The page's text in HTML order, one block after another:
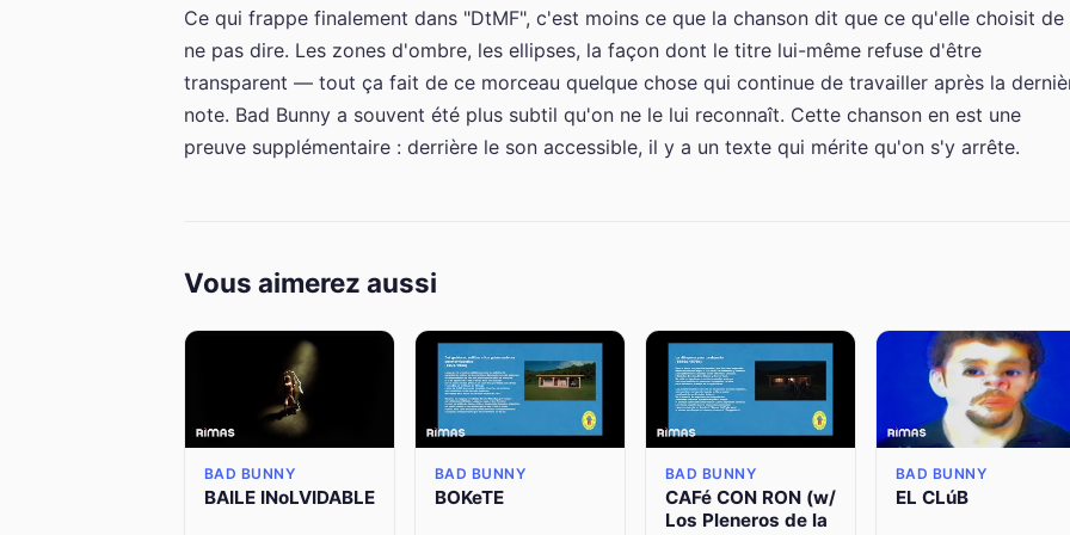
Ce qui frappe finalement dans "DtMF", c'est moins ce que la chanson dit que ce qu'elle choisit de
ne pas dire. Les zones d'ombre, les ellipses, la façon dont le titre lui-même refuse d'être
transparent — tout ça fait de ce morceau quelque chose qui continue de travailler après la
note. Bad Bunny a souvent été plus subtil qu'on ne le lui reconnaît. Cette chanson en est une
preuve supplémentaire : derrière le son accessible, il y a un texte qui mérite qu'on s'y arrête.
Vous aimerez aussi
BAD BUNNY
BAILE INoLVIDABLE
BAD BUNNY
BOKeTE
BAD BUNNY
CAFé CON RON (w/
Los Pleneros de la
BAD BUNNY
EL CLúB